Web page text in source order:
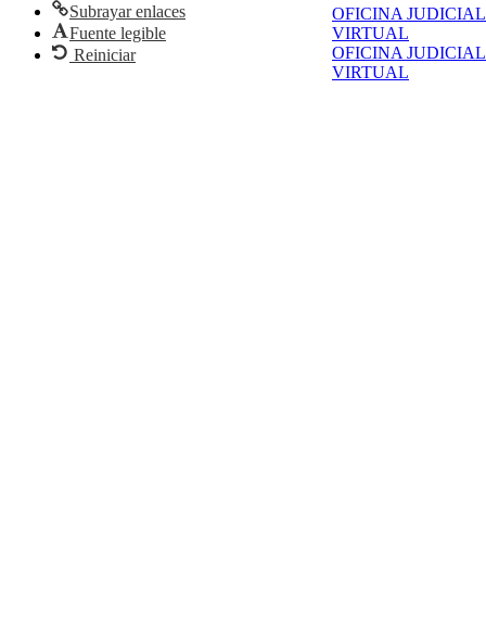
OFICINA JUDICIAL
VIRTUAL
OFICINA JUDICIAL
VIRTUAL
Subrayar enlaces
Fuente legible
Reiniciar